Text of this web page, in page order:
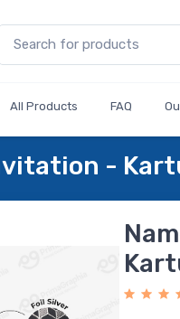
All Products FAQ
-